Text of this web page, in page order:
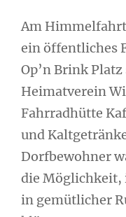
Am
ein öffentliches
Op’n Brink
Heimatverein
Fahrradhütte
und
Dorfbewohner
die Möglichkeit,
in gemütlicher